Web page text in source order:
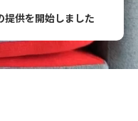
提供を開始しました